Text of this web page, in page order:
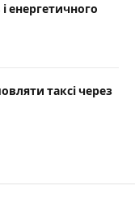
енергетичного
таксі через